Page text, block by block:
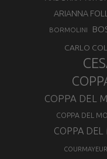
ARIANNA
BORMOLINI
CARLO
COPPA DEL
COPPA DEL
COPPA
COURMAYEUR